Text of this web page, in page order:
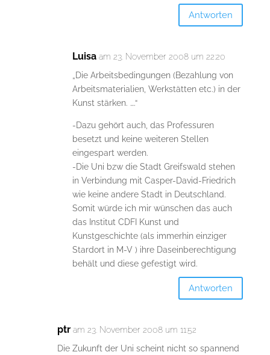
Antworten
Luisa am 23. November 2008 um 22:20
„Die Arbeitsbedingungen (Bezahlung von
Arbeitsmaterialien, Werkstätten etc.) in der
Kunst stärken. ….“
-Dazu gehört auch, das Professuren
besetzt und keine weiteren Stellen
eingespart werden.
-Die Uni bzw die Stadt Greifswald stehen
in Verbindung mit Casper-David-Friedrich
wie keine andere Stadt in Deutschland.
Somit würde ich mir wünschen das auch
das Institut CDFI Kunst und
Kunstgeschichte (als immerhin einziger
Stardort in M-V ) ihre Daseinberechtigung
behält und diese gefestigt wird.
Antworten
ptr am 23. November 2008 um 11:52
Die Zukunft der Uni scheint nicht so spannend